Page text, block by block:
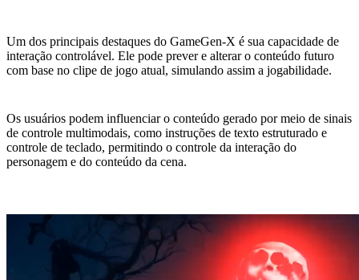
Um dos principais destaques do GameGen-X é sua capacidade de
interação controlável. Ele pode prever e alterar o conteúdo futuro
com base no clipe de jogo atual, simulando assim a jogabilidade.
Os usuários podem influenciar o conteúdo gerado por meio de sinais
de controle multimodais, como instruções de texto estruturado e
controle de teclado, permitindo o controle da interação do
personagem e do conteúdo da cena.